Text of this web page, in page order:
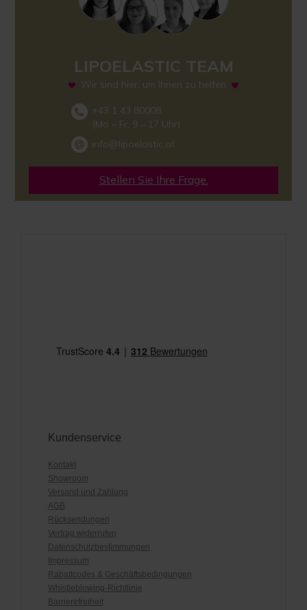
LIPOELASTIC TEAM
Wir sind hier, um Ihnen zu helfen
+43 1 43 80008
(Mo – Fr, 9 – 17 Uhr)
info@lipoelastic.at
Stellen Sie Ihre Frage.
Kundenservice
Kontakt
Showroom
Versand und Zahlung
AGB
Rücksendungen
Vertrag widerrufen
Datenschutzbestimmungen
Impressum
Rabattcodes & Geschäftsbedingungen
Whistleblowing-Richtlinie
Barrierefreiheit